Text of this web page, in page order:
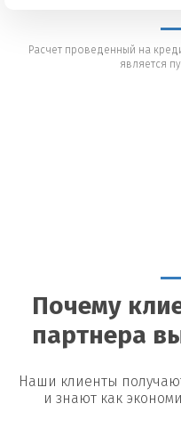
Расчет проведенный на
является
Почему
партнера
Наши клиенты
и знают как